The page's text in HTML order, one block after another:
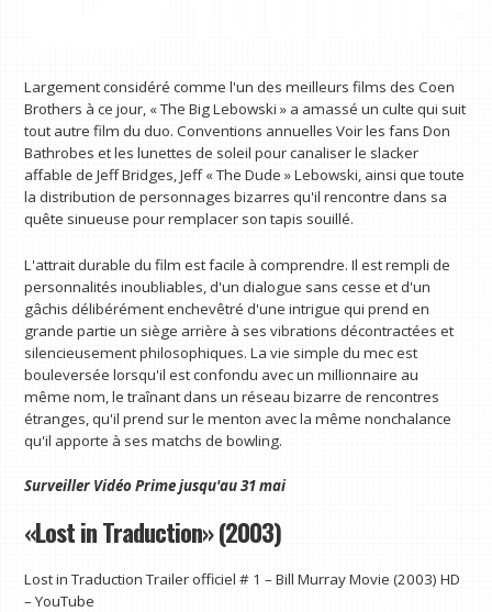
Largement considéré comme l'un des meilleurs films des Coen
Brothers à ce jour, « The Big Lebowski » a amassé un culte qui suit
tout autre film du duo. Conventions annuelles Voir les fans Don
Bathrobes et les lunettes de soleil pour canaliser le slacker
affable de Jeff Bridges, Jeff « The Dude » Lebowski, ainsi que toute
la distribution de personnages bizarres qu'il rencontre dans sa
quête sinueuse pour remplacer son tapis souillé.
L'attrait durable du film est facile à comprendre. Il est rempli de
personnalités inoubliables, d'un dialogue sans cesse et d'un
gâchis délibérément enchevêtré d'une intrigue qui prend en
grande partie un siège arrière à ses vibrations décontractées et
silencieusement philosophiques. La vie simple du mec est
bouleversée lorsqu'il est confondu avec un millionnaire au
même nom, le traînant dans un réseau bizarre de rencontres
étranges, qu'il prend sur le menton avec la même nonchalance
qu'il apporte à ses matchs de bowling.
Surveiller Vidéo Primejusqu'au 31 mai
«Lost in Traduction» (2003)
Lost in Traduction Trailer officiel # 1 – Bill Murray Movie (2003) HD
– YouTube